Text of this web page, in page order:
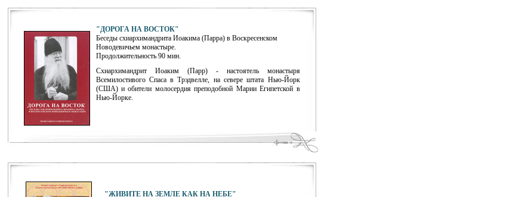
"ДОРОГА НА ВОСТОК"
Беседы схиархимандрита Иоакима (Парра) в Воскресенском
Новодевичьем монастыре.
Продолжительность 90 мин.
Схиархимандрит Иоаким (Парр) - настоятель монастыря
Всемилостивого Спаса в Трэдвелле, на севере штата Нью-Йорк
(США) и обители молосердия преподобной Марии Египетской в
Нью-Йорке.
"ЖИВИТЕ НА ЗЕМЛЕ КАК НА НЕБЕ"